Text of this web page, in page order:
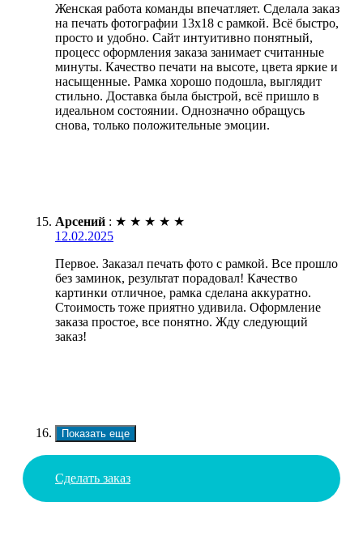
Женская работа команды впечатляет. Сделала заказ
на печать фотографии 13х18 с рамкой. Всё быстро,
просто и удобно. Сайт интуитивно понятный,
процесс оформления заказа занимает считанные
минуты. Качество печати на высоте, цвета яркие и
насыщенные. Рамка хорошо подошла, выглядит
стильно. Доставка была быстрой, всё пришло в
идеальном состоянии. Однозначно обращусь
снова, только положительные эмоции.
Арсений : ★ ★ ★ ★ ★
12.02.2025
Первое. Заказал печать фото с рамкой. Все прошло
без заминок, результат порадовал! Качество
картинки отличное, рамка сделана аккуратно.
Стоимость тоже приятно удивила. Оформление
заказа простое, все понятно. Жду следующий
заказ!
Показать еще
Сделать заказ